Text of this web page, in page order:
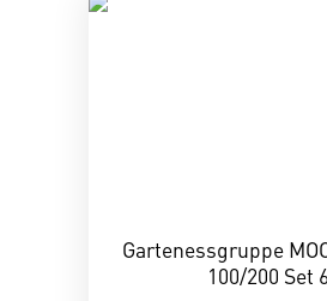
Gartenessgruppe
100/200 Set 6